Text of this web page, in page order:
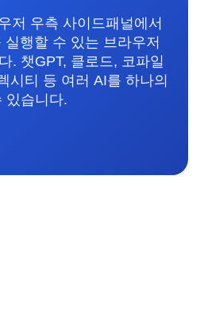
저 우측 사이드패널에서
행할 수 있는 브라우저
. 챗GPT, 클로드, 코파일
시티 등 여러 AI를 하나의
있습니다.